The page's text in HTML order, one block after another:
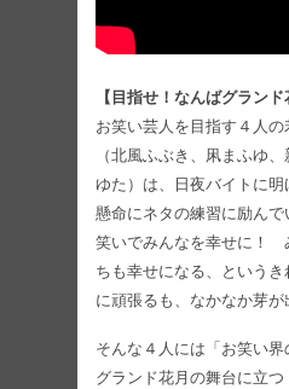
【目指せ！なんばグランド
お笑い芸人を目指す４人
（北風ふぶき、凩まふゆ
ゆた）は、日夜バイトに
懸命にネタの練習に励んで
笑いでみんなを幸せに！
ちも幸せになる、という
に頑張るも、なかなか芽が
そんな４人には「お笑い
グランド花月の舞台に立